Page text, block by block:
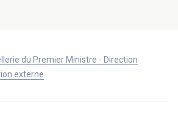
du Premier Ministre - Direction
externe